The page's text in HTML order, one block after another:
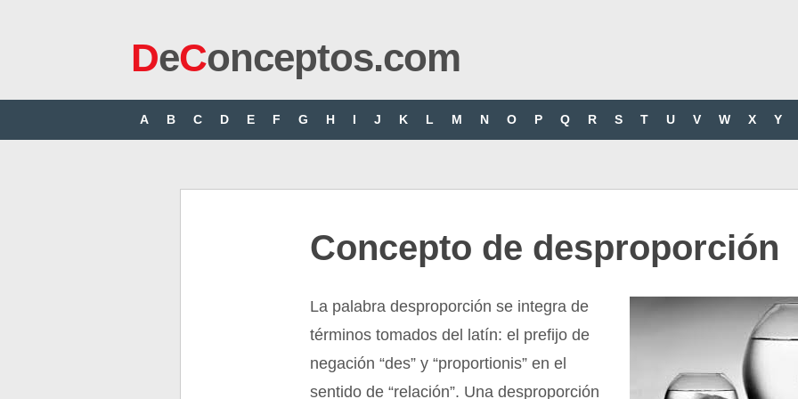
DeConceptos.com
A B C D E F G H I J K L M N O P Q R S T U V W X Y
Concepto de desproporción
La palabra desproporción se integra de
términos tomados del latín: el prefijo de
negación “des” y “proportionis” en el
sentido de “relación”. Una desproporción